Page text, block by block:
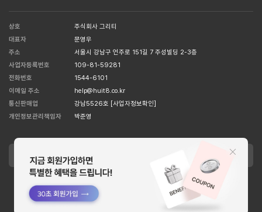
상호
주식회사 그리티
대표자
문영우
주소
서울시 강남구 언주로 151길 7 주성빌딩 2-3층
사업자등록번호
109-81-59281
전화번호
1544-6101
이메일 주소
help@huit8.co.kr
통신판매업
강남5526호
[사업자정보확인]
개인정보관리책임자
박준영
APPLE STORE
Copyright MCORSET INC. All Right Reserved. designed by